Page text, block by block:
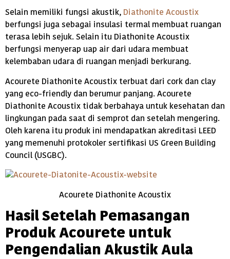
Selain memiliki fungsi akustik, Diathonite Acoustix
berfungsi juga sebagai insulasi termal membuat ruangan
terasa lebih sejuk. Selain itu Diathonite Acoustix
berfungsi menyerap uap air dari udara membuat
kelembaban udara di ruangan menjadi berkurang.
Acourete Diathonite Acoustix terbuat dari cork dan clay
yang eco-friendly dan berumur panjang. Acourete
Diathonite Acoustix tidak berbahaya untuk kesehatan dan
lingkungan pada saat di semprot dan setelah mengering.
Oleh karena itu produk ini mendapatkan akreditasi LEED
yang memenuhi protokoler sertifikasi US Green Building
Council (USGBC).
Acourete Diathonite Acoustix
Hasil Setelah Pemasangan
Produk Acourete untuk
Pengendalian Akustik Aula